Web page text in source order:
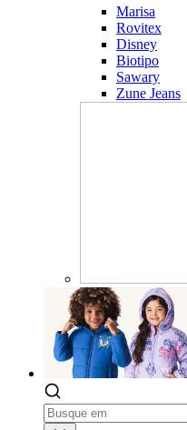
Marisa
Rovitex
Disney
Biotipo
Sawary
Zune Jeans